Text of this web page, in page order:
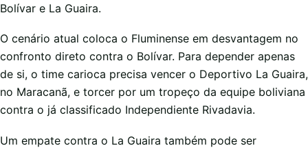
Bolívar e La Guaira.
O cenário atual coloca o Fluminense em desvantagem no
confronto direto contra o Bolívar. Para depender apenas
de si, o time carioca precisa vencer o Deportivo La Guaira,
no Maracanã, e torcer por um tropeço da equipe boliviana
contra o já classificado Independiente Rivadavia.
Um empate contra o La Guaira também pode ser